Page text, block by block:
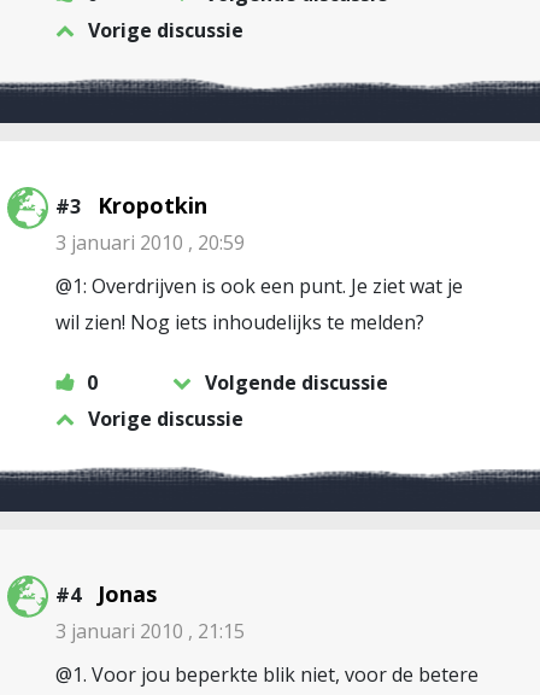
Vorige discussie
#3 Kropotkin
3 januari 2010 , 20:59
@1: Overdrijven is ook een punt. Je ziet wat je
wil zien! Nog iets inhoudelijks te melden?
0
Volgende discussie
Vorige discussie
#4 Jonas
3 januari 2010 , 21:15
@1. Voor jou beperkte blik niet, voor de betere